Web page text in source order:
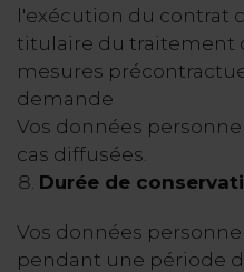
l'exécution du contrat
titulaire du traitement
mesures
demande
Vos données
cas diffusées.
Durée de
Vos données
pendant une période